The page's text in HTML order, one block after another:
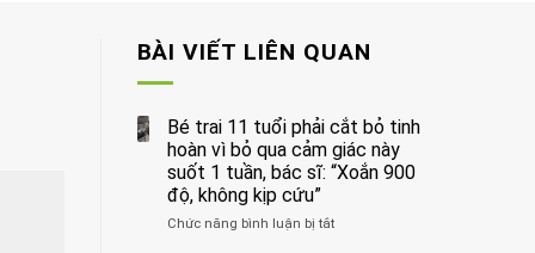
BÀI VIẾT LIÊN QUAN
Bé trai 11 tuổi phải cắt bỏ tinh
hoàn vì bỏ qua cảm giác này
suốt 1 tuần, bác sĩ: “Xoắn 900
độ, không kịp cứu”
Chức năng bình luận bị tắtở